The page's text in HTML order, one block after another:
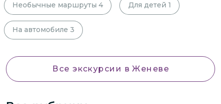
Необычные маршруты 4 Для детей 1
На автомобиле 3
Все экскурсии в Женеве